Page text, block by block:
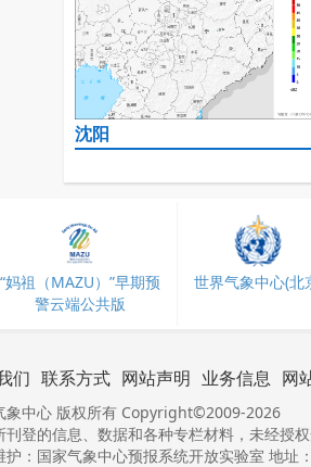
沈阳
“妈祖（MAZU）”早期预
警云端公共版
世界气象中心(北
们 联系方式 网站声明 业务信息 网
象中心 版权所有 Copyright©2009-2026
刊登的信息、数据和各种专栏材料，未经授
护：国家气象中心预报系统开放实验室 地址